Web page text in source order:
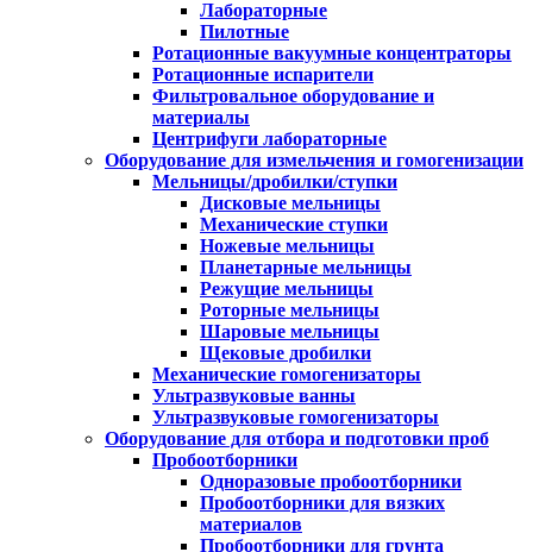
Лабораторные
Пилотные
Ротационные вакуумные концентраторы
Ротационные испарители
Фильтровальное оборудование и
материалы
Центрифуги лабораторные
Оборудование для измельчения и гомогенизации
Мельницы/дробилки/ступки
Дисковые мельницы
Механические ступки
Ножевые мельницы
Планетарные мельницы
Режущие мельницы
Роторные мельницы
Шаровые мельницы
Щековые дробилки
Механические гомогенизаторы
Ультразвуковые ванны
Ультразвуковые гомогенизаторы
Оборудование для отбора и подготовки проб
Пробоотборники
Одноразовые пробоотборники
Пробоотборники для вязких
материалов
Пробоотборники для грунта